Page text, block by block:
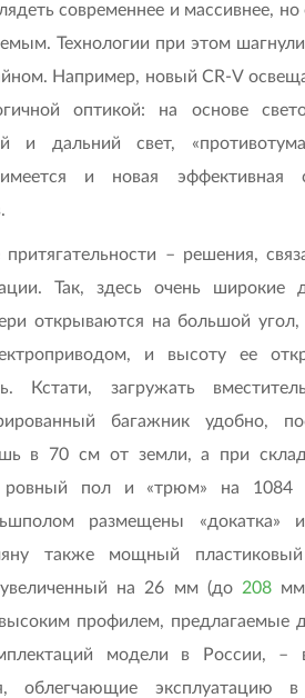
современнее и массивнее, но
Технологии при этом
Например, новый CR-V
оптикой: на основе
и дальний свет,
и новая эффективная
– решения,
Так, здесь очень широкие
открываются на большой угол,
и высоту ее
Кстати, загружать
багажник удобно,
в 70 см от земли, а при
ровный пол и «трюм» на
размещены «докатка»
также мощный
на 26 мм (до 208
профилем, предлагаемые
модели в России, –
облегчающие эксплуатацию